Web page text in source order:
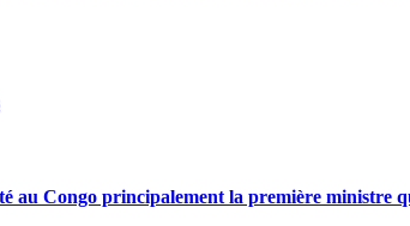
au Congo principalement la première ministre